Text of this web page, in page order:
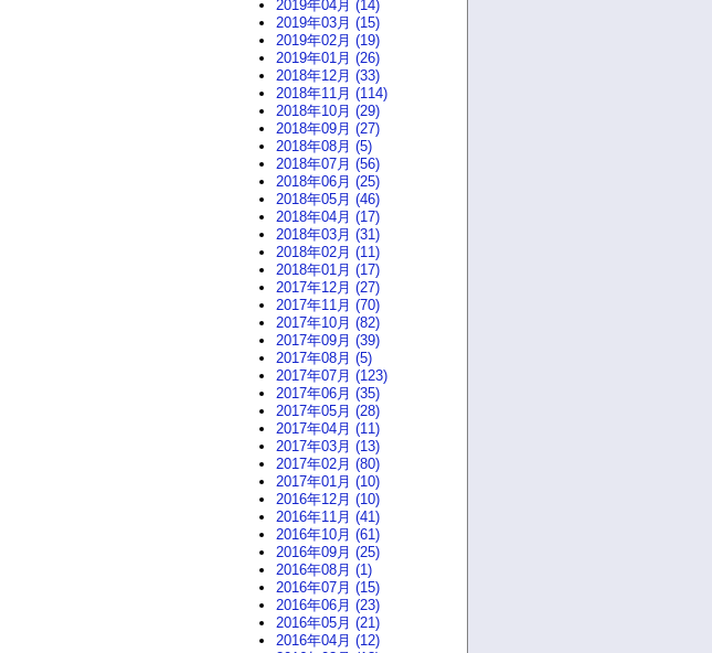
2019年04月 (14)
2019年03月 (15)
2019年02月 (19)
2019年01月 (26)
2018年12月 (33)
2018年11月 (114)
2018年10月 (29)
2018年09月 (27)
2018年08月 (5)
2018年07月 (56)
2018年06月 (25)
2018年05月 (46)
2018年04月 (17)
2018年03月 (31)
2018年02月 (11)
2018年01月 (17)
2017年12月 (27)
2017年11月 (70)
2017年10月 (82)
2017年09月 (39)
2017年08月 (5)
2017年07月 (123)
2017年06月 (35)
2017年05月 (28)
2017年04月 (11)
2017年03月 (13)
2017年02月 (80)
2017年01月 (10)
2016年12月 (10)
2016年11月 (41)
2016年10月 (61)
2016年09月 (25)
2016年08月 (1)
2016年07月 (15)
2016年06月 (23)
2016年05月 (21)
2016年04月 (12)